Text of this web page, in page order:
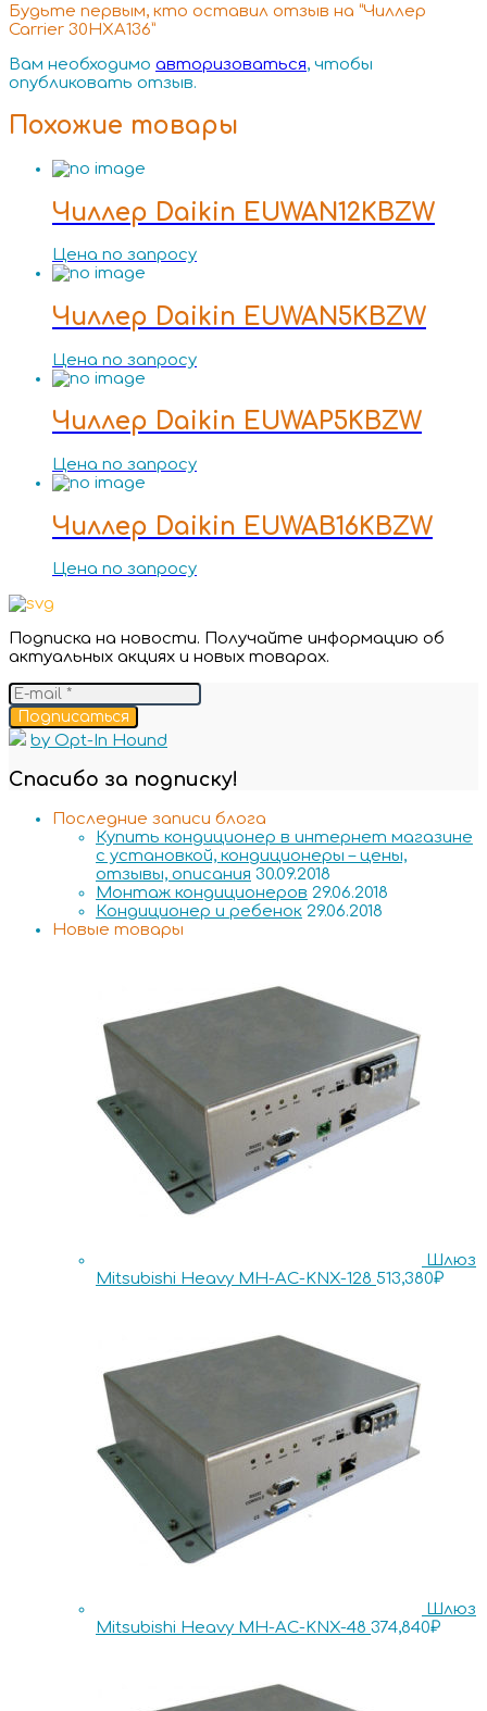
Будьте первым, кто оставил отзыв на “Чиллер
Carrier 30HXA136”
Вам необходимо авторизоваться, чтобы
опубликовать отзыв.
Похожие товары
Чиллер Daikin EUWAN12KBZW
Цена по запросу
Чиллер Daikin EUWAN5KBZW
Цена по запросу
Чиллер Daikin EUWAP5KBZW
Цена по запросу
Чиллер Daikin EUWAB16KBZW
Цена по запросу
Подписка на новости. Получайте информацию об
актуальных акциях и новых товарах.
Подписаться
by Opt-In Hound
Спасибо за подписку!
Последние записи блога
Купить кондиционер в интернет магазине
с установкой, кондиционеры – цены,
отзывы, описания 30.09.2018
Монтаж кондиционеров 29.06.2018
Кондиционер и ребенок 29.06.2018
Новые товары
Шлюз
Mitsubishi Heavy MH-AC-KNX-128 513,380₽
Шлюз
Mitsubishi Heavy MH-AC-KNX-48 374,840₽